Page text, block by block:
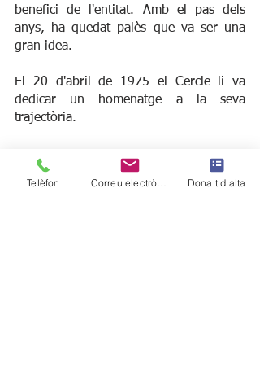
benefici de l'entitat. Amb el pas dels
anys, ha quedat palès que va ser una
gran idea.
El 20 d'abril de 1975 el Cercle li va
dedicar un homenatge a la seva
trajectòria.
Telèfon Dona't d'alta